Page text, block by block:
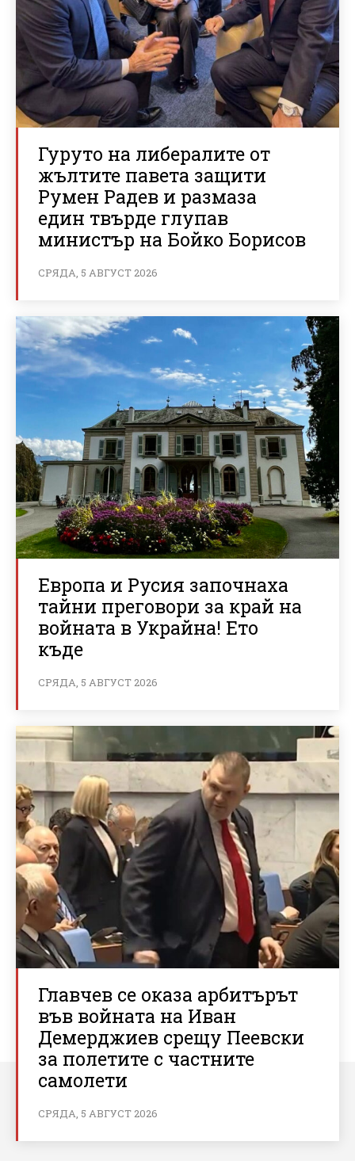
Гуруто на либералите от
жълтите павета защити
Румен Радев и размаза
един твърде глупав
министър на Бойко Борисов
СРЯДА, 5 АВГУСТ 2026
Европа и Русия започнаха
тайни преговори за край на
войната в Украйна! Ето
къде
СРЯДА, 5 АВГУСТ 2026
Главчев се оказа арбитърът
във войната на Иван
Демерджиев срещу Пеевски
за полетите с частните
самолети
СРЯДА, 5 АВГУСТ 2026